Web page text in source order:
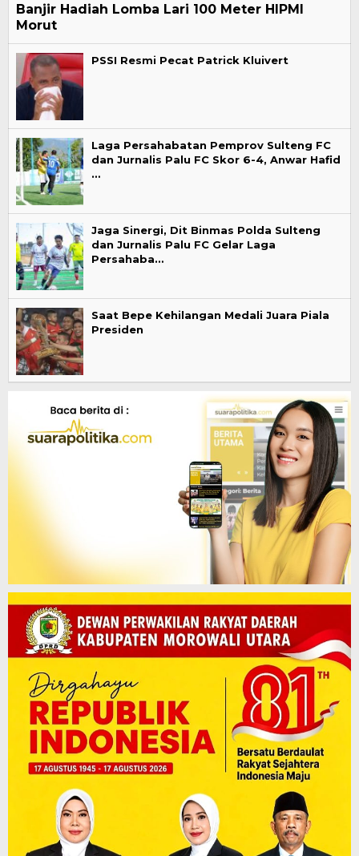
Banjir Hadiah Lomba Lari 100 Meter HIPMI
Morut
PSSI Resmi Pecat Patrick Kluivert
Laga Persahabatan Pemprov Sulteng FC
dan Jurnalis Palu FC Skor 6-4, Anwar Hafid
…
Jaga Sinergi, Dit Binmas Polda Sulteng
dan Jurnalis Palu FC Gelar Laga
Persahaba…
Saat Bepe Kehilangan Medali Juara Piala
Presiden